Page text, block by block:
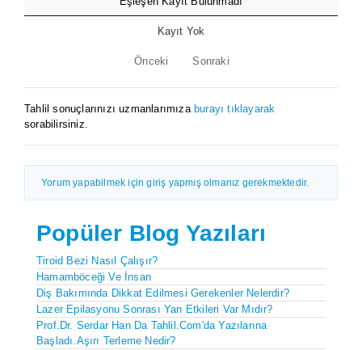
Kayıt Yok
Önceki Sonraki
Tahlil sonuçlarınızı uzmanlarımıza burayı tıklayarak
sorabilirsiniz.
Yorum yapabilmek için giriş yapmış olmanız gerekmektedir.
Popüler Blog Yazıları
Tiroid Bezi Nasıl Çalışır?
Hamamböceği Ve İnsan
Diş Bakımında Dikkat Edilmesi Gerekenler Nelerdir?
Lazer Epilasyonu Sonrası Yan Etkileri Var Mıdır?
Prof.Dr. Serdar Han Da Tahlil.com'da Yazılarına
Başladı.Aşırı Terleme Nedir?